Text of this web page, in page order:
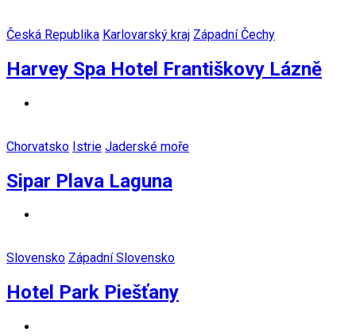
Česká Republika Karlovarský kraj Západní Čechy
Harvey Spa Hotel Františkovy Lázně
Chorvatsko Istrie Jaderské moře
Sipar Plava Laguna
Slovensko Západní Slovensko
Hotel Park Piešťany